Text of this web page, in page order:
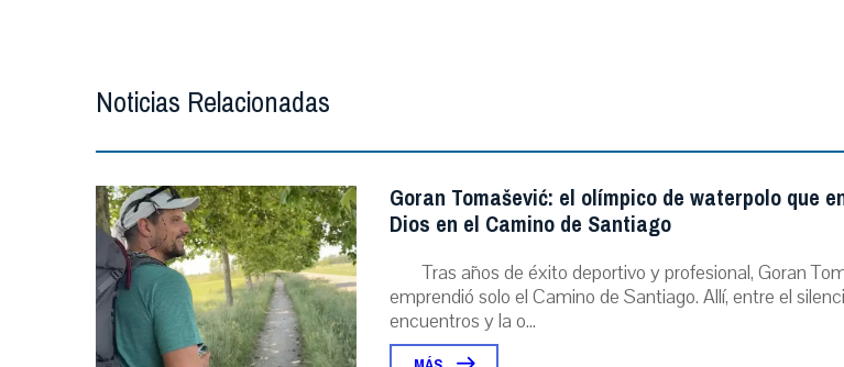
Noticias Relacionadas
Goran Tomašević: el olímpico de waterpolo que
Dios en el Camino de Santiago
Tras años de éxito deportivo y profesional, Goran
emprendió solo el Camino de Santiago. Allí, entre el
encuentros y la o...